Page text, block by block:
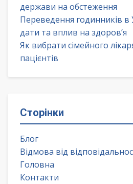
держави на обстеження
Переведення годинників в
дати та вплив на здоров’я
Як вибрати сімейного
пацієнтів
Сторінки
Блог
Відмова від
Головна
Контакти